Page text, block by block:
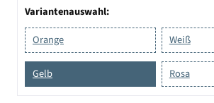
Variantenauswahl:
Orange
Weiß
Gelb Rosa